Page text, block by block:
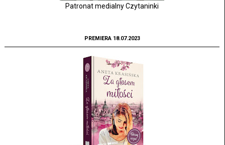
Patronat medialny Czytaninki
PREMIERA 18.07.2023